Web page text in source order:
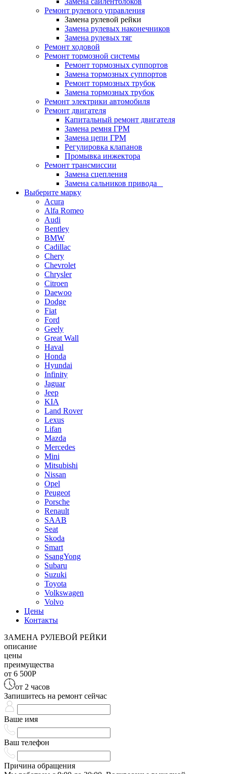
Ремонт рулевого управления
Замена рулевой рейки
Замена рулевых наконечников
Замена рулевых тяг
Ремонт ходовой
Ремонт тормозной системы
Ремонт тормозных суппортов
Замена тормозных суппортов
Ремонт тормозных трубок
Замена тормозных трубок
Ремонт электрики автомобиля
Ремонт двигателя
Капитальный ремонт двигателя
Замена ремня ГРМ
Замена цепи ГРМ
Регулировка клапанов
Промывка инжектора
Ремонт трансмиссии
Замена сцепления
Замена сальников привода
Выберите марку
Acura
Alfa Romeo
Audi
Bentley
BMW
Cadillac
Chery
Chevrolet
Chrysler
Citroen
Daewoo
Dodge
Fiat
Ford
Geely
Great Wall
Haval
Honda
Hyundai
Infinity
Jaguar
Jeep
KIA
Land Rover
Lexus
Lifan
Mazda
Mercedes
Mini
Mitsubishi
Nissan
Opel
Peugeot
Porsche
Renault
SAAB
Seat
Skoda
Smart
SsangYong
Subaru
Suzuki
Toyota
Volkswagen
Volvo
Цены
Контакты
ЗАМЕНА РУЛЕВОЙ РЕЙКИ
описание
цены
преимущества
от 6 500Р
от 2 часов
Запишитесь на ремонт сейчас
Ваше имя
Ваш телефон
Причина обращения